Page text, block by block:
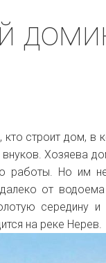
кто строит дом,
Хозяева
работы. Но им
от
середину
на реке Нерев.